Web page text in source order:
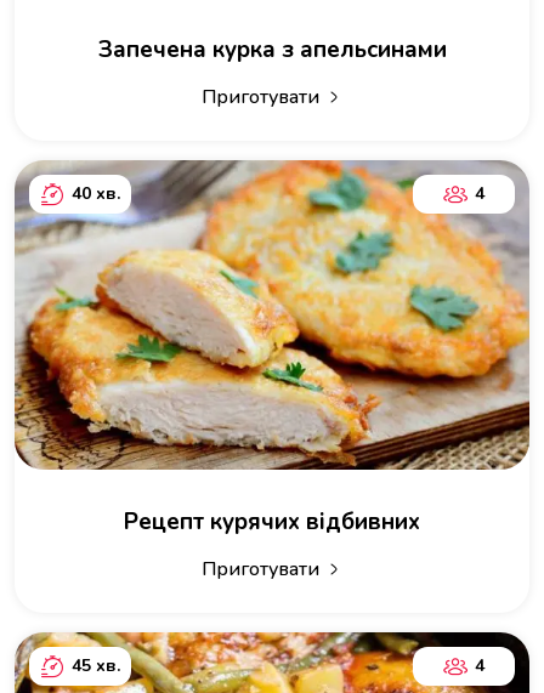
Запечена курка з апельсинами
Приготувати
40 хв. 4
Рецепт курячих відбивних
Приготувати
45 хв. 4